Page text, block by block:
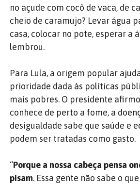
no açude com cocô de vaca, de
cheio de caramujo? Levar água
casa, colocar no pote, esperar a
lembrou.
Para Lula, a origem popular
prioridade dada às políticas
mais pobres. O presidente
conhece de perto a fome, a
desigualdade sabe que saúde e
podem ser tratadas como gasto.
“Porque a nossa cabeça pensa
pisam. Essa gente não sabe o